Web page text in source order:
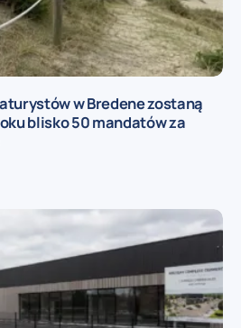
w Bredene zostaną
blisko 50 mandatów za